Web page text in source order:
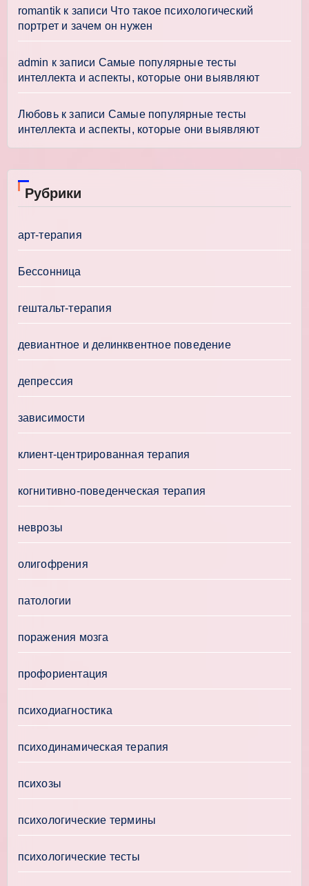
romantik к записи Что такое психологический
портрет и зачем он нужен
admin к записи Самые популярные тесты
интеллекта и аспекты, которые они выявляют
Любовьк записи Самые популярные тесты
интеллекта и аспекты, которые они выявляют
Рубрики
арт-терапия
Бессонница
гештальт-терапия
девиантное и делинквентное поведение
депрессия
зависимости
клиент-центрированная терапия
когнитивно-поведенческая терапия
неврозы
олигофрения
патологии
поражения мозга
профориентация
психодиагностика
психодинамическая терапия
психозы
психологические термины
психологические тесты